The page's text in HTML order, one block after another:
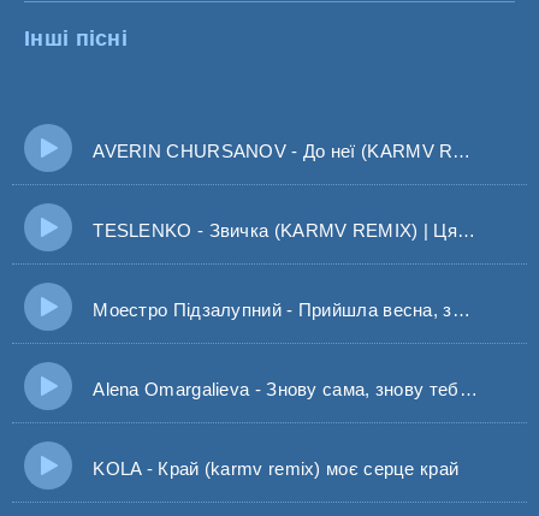
Інші пісні
AVERIN CHURSANOV - До неї (KARMV REMIX) Знову від дотиків серце розтане
TESLENKO - Звичка (KARMV REMIX) | Ця любов наче звичка ти моя запа
Моестро Підзалупний - Прийшла весна, запахло знову..
Alena Omargalieva - Знову сама, знову тебе нема
KOLA - Край (karmv remix) моє серце край